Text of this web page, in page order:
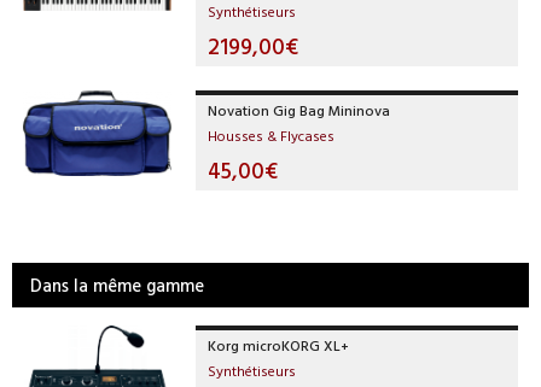
Synthétiseurs
2199,00€
Novation Gig Bag Mininova
Housses & Flycases
45,00€
Dans la même gamme
Korg microKORG XL+
Synthétiseurs